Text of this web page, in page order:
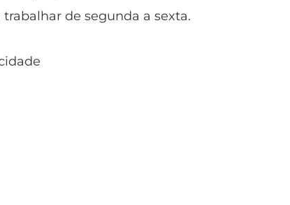
de segunda a sexta.